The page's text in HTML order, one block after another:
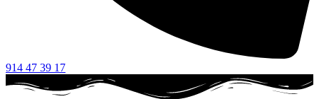
914 47 39 17